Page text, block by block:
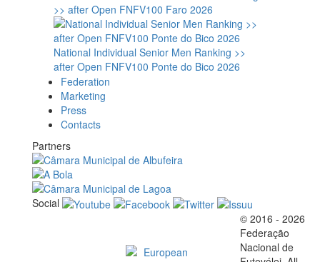
>> after Open FNFV100 Faro 2026
National Individual Senior Men Ranking >>
after Open FNFV100 Ponte do Bico 2026
Federation
Marketing
Press
Contacts
Partners
Social
© 2016 - 2026
Federação
Nacional de